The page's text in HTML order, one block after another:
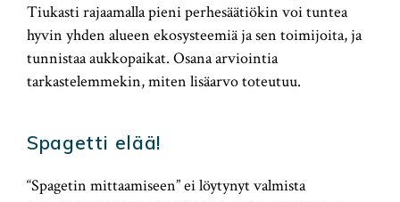
Tiukasti rajaamalla pieni perhesäätiökin voi tuntea
hyvin yhden alueen ekosysteemiä ja sen toimijoita, ja
tunnistaa aukkopaikat. Osana arviointia
tarkastelemmekin, miten lisäarvo toteutuu.
Spagetti elää!
“Spagetin mittaamiseen” ei löytynyt valmista